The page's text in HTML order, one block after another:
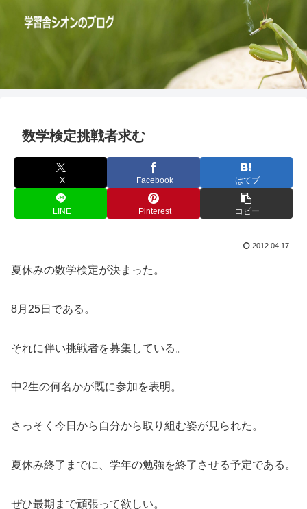
数学検定挑戦者求む
X Facebook はてブ
LINE Pinterest コピー
2012.04.17
夏休みの数学検定が決まった。
8月25日である。
それに伴い挑戦者を募集している。
中2生の何名かが既に参加を表明。
さっそく今日から自分から取り組む姿が見られた。
夏休み終了までに、学年の勉強を終了させる予定である。
ぜひ最期まで頑張って欲しい。